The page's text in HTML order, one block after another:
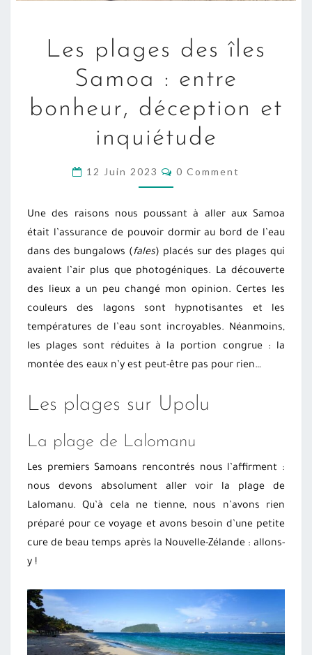
PLAGES
ÎLES
SAMOA
ENTRE
INQUIÉTUDE
Les plages des îles
Samoa : entre
bonheur, déception et
inquiétude
12 Juin 2023 COMMENTS
0 Comment
Une des raisons nous poussant à aller aux Samoa
était l’assurance de pouvoir dormir au bord de l’eau
dans des bungalows (fales) placés sur des plages qui
avaient l’air plus que photogéniques. La découverte
des lieux a un peu changé mon opinion. Certes les
couleurs des lagons sont hypnotisantes et les
températures de l’eau sont incroyables. Néanmoins,
les plages sont réduites à la portion congrue : la
montée des eaux n’y est peut-être pas pour rien…
Les plages sur Upolu
La plage de Lalomanu
Les premiers Samoans rencontrés nous l’affirment :
nous devons absolument aller voir la plage de
Lalomanu. Qu’à cela ne tienne, nous n’avons rien
préparé pour ce voyage et avons besoin d’une petite
cure de beau temps après la Nouvelle-Zélande : allons-
y !